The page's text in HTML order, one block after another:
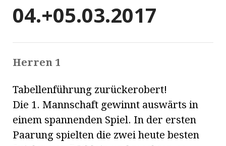
04.+05.03.2017
Herren 1
Tabellenführung zurückerobert!
Die 1. Mannschaft gewinnt auswärts in
einem spannenden Spiel. In der ersten
Paarung spielten die zwei heute besten